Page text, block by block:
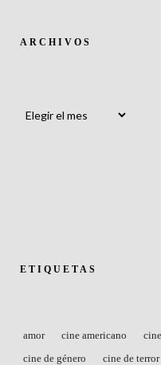
ARCHIVOS
ETIQUETAS
amor cine americano
cine de género
cine de terror